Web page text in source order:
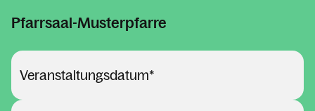
Pfarrsaal-Musterpfarre
Veranstaltungsdatum*